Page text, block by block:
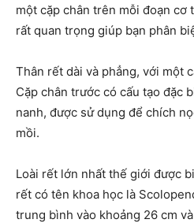
một cặp chân trên mỗi đoạn cơ
rất quan trọng giúp bạn phân
Thân rết dài và phẳng, với một
Cặp chân trước có cấu tạo đặc
nanh, được sử dụng để chích
mồi.
Loài rết lớn nhất thế giới được
rết có tên khoa học là
trung bình vào khoảng 26 cm